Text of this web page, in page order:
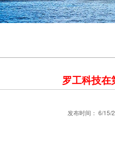
罗工科技在
发布时间： 6/